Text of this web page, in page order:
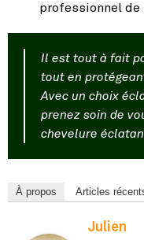
professionnel de
Il est tout à fait
tout en
Avec un choix
prenez soin de
chevelure
À propos Articles
Julien